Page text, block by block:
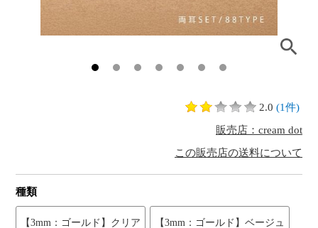
2.0 (1件)
販売店：cream dot
この販売店の送料について
種類
【3mm：ゴールド】クリア 【3mm：ゴールド】ベージュ